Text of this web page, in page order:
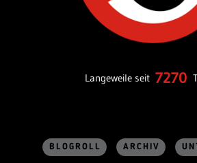
Langeweile seit 7270
BLOGROLL ARCHIV